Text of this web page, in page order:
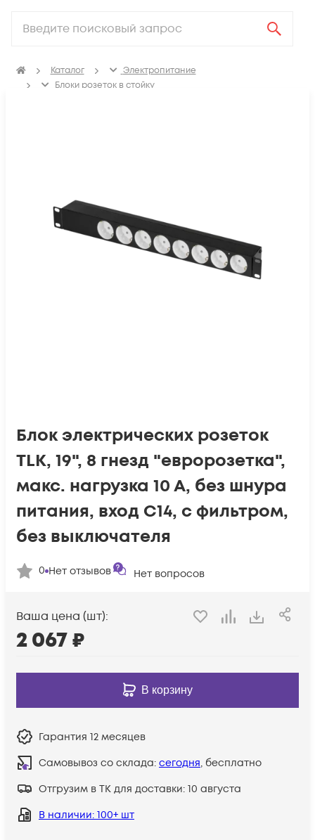
Каталог
Электропитание
Блоки розеток в стойку
Блок электрических розеток
TLK, 19", 8 гнезд "евророзетка",
макс. нагрузка 10 А, без шнура
питания, вход С14, с фильтром,
без выключателя
0 Нет отзывов Нет вопросов
Ваша цена (шт):
2 067₽
В корзину
Гарантия 12 месяцев
Самовывоз со склада: сегодня, бесплатно
Отгрузим в ТК для доставки: 10 августа
В наличии: 100+ шт